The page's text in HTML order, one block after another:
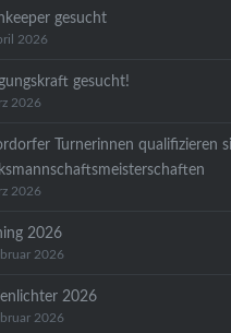
gesucht
2026
gesucht!
2026
Turnerinnen qualifizieren
2026
2026
2026
2026
2026